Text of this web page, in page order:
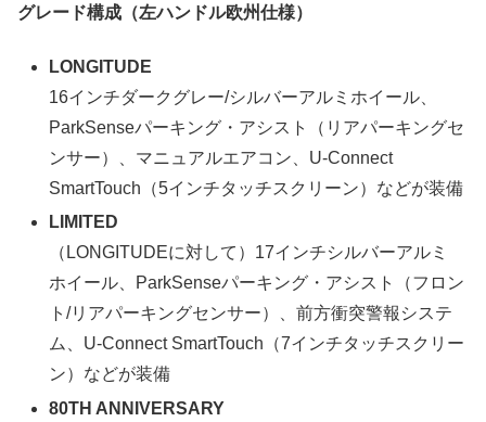
グレード構成（左ハンドル欧州仕様）
LONGITUDE
16インチダークグレー/シルバーアルミホイール、
ParkSenseパーキング・アシスト（リアパーキングセ
ンサー）、マニュアルエアコン、U-Connect
SmartTouch（5インチタッチスクリーン）などが装備
LIMITED
（LONGITUDEに対して）17インチシルバーアルミ
ホイール、ParkSenseパーキング・アシスト（フロン
ト/リアパーキングセンサー）、前方衝突警報システ
ム、U-Connect SmartTouch（7インチタッチスクリー
ン）などが装備
80TH ANNIVERSARY